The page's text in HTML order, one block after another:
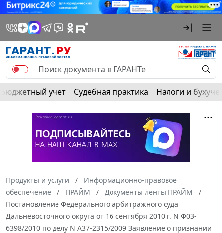
Бюджетный учет Судебная практика Налоги и
Продукты и услуги
Информационно-правовое
обеспечение
ПРАЙМ
Документы ленты ПРАЙМ
Постановление Федерального арбитражного суда
Дальневосточного округа от 16 сентября 2010 г. N Ф03-
6398/2010 по делу N А37-2315/2009 Заявление о признании